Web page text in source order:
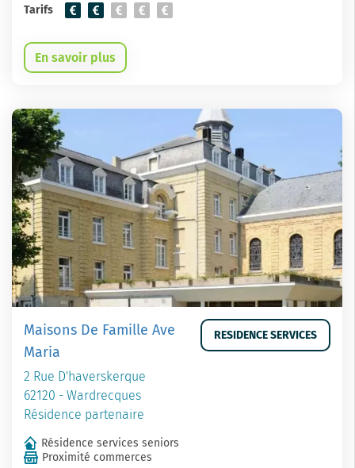
Tarifs
En savoir plus
Maisons De Famille Ave
Maria
2 Rue D'haverskerque
62120 - Wardrecques
Résidence partenaire
RESIDENCE SERVICES
Résidence services seniors
Proximité commerces